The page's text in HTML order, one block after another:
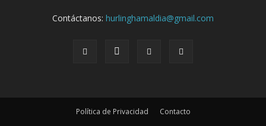
Contáctanos: hurlinghamaldia@gmail.com
Política de Privacidad Contacto